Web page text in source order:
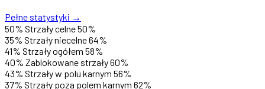
Pełne statystyki →
50% Strzały celne50%
35% Strzały niecelne64%
41% Strzały ogółem 58%
40% Zablokowane strzały60%
43% Strzały w polu karnym 56%
37% Strzały poza polem karnym 62%